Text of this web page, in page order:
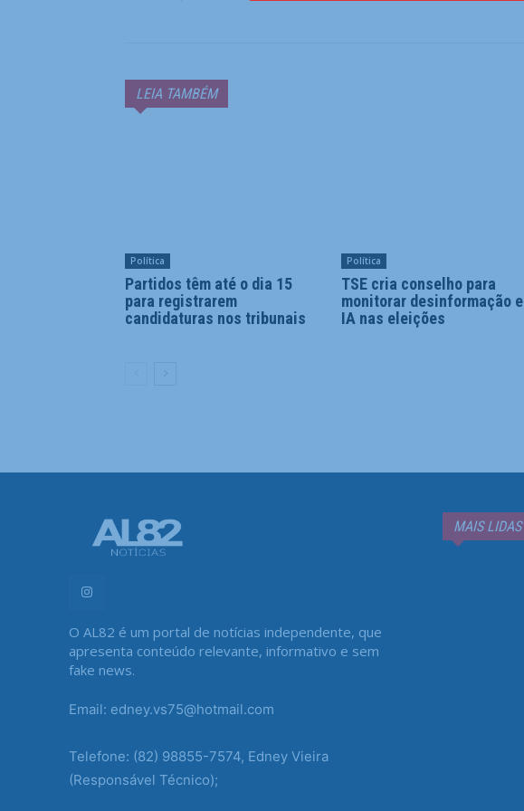
LEIA TAMBÉM
Política
Partidos têm até o dia 15
para registrarem
candidaturas nos tribunais
Política
TSE cria conselho para
monitorar desinformação e
IA nas eleições
O AL82 é um portal de notícias independente, que
apresenta conteúdo relevante, informativo e sem
fake news.
Email: edney.vs75@hotmail.com
Telefone: (82) 98855-7574, Edney Vieira
(Responsável Técnico);
MAIS LIDAS